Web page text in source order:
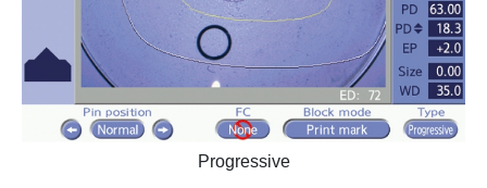
Progressive